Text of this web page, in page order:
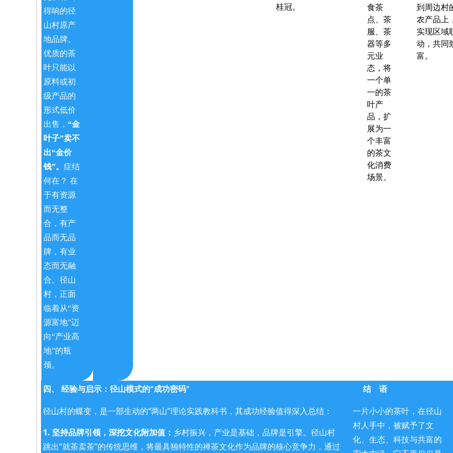
得响的径
山村原产
地品牌。
优质的茶
叶只能以
原料或初
级产品的
形式低价
出售， “金
叶子”卖不
出“金价
钱”。 症结
何在？ 在
于有资源
而无整
合，有产
品而无品
牌，有业
态而无融
合。径山
村，正面
临着从“资
源富地”迈
向“产业高
地”的瓶
颈。
桂冠。
食茶
点、茶
服、茶
器等多
元业
态，将
一个单
一的茶
叶产
品，扩
展为一
个丰富
的茶文
化消费
场景。
到周边村
农产品上，
实现区域
动，共同
富。
四、 经验与启示：径山模式的“成功密码”
径山村的蝶变，是一部生动的“两山”理论实践教科书，其成功经验值得深入总结：
1. 坚持品牌引领，深挖文化附加值： 乡村振兴，产业是基础，品牌是引擎。径山村
跳出“就茶卖茶”的传统思维，将最具独特性的禅茶文化作为品牌的核心竞争力，通过
结 语
一片小小的茶叶，在径山
村人手中，被赋予了文
化、生态、科技与共富的